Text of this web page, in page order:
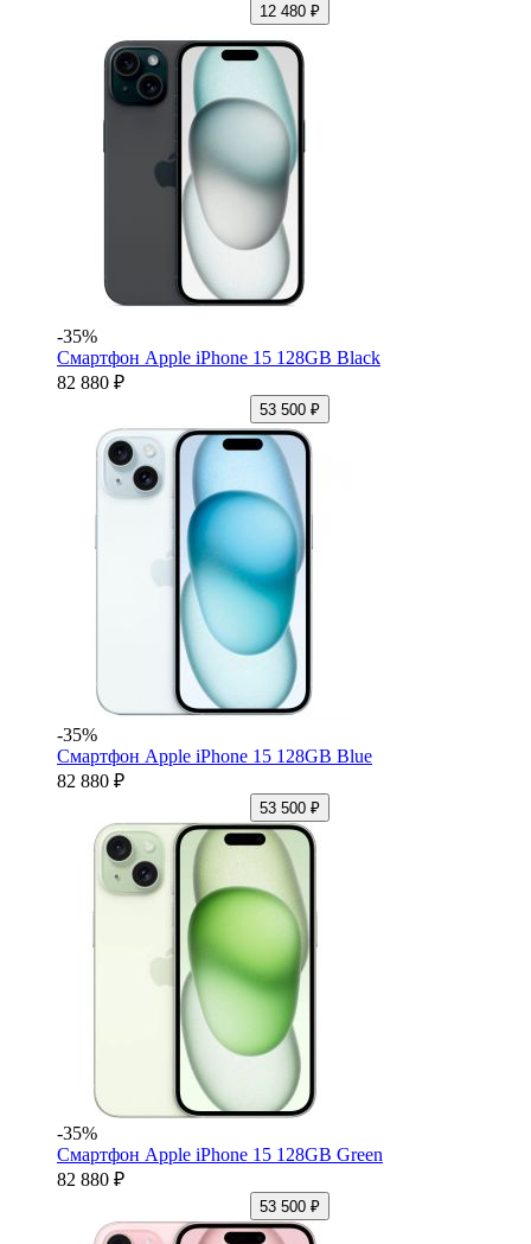
12 480 ₽
-35%
Смартфон Apple iPhone 15 128GB Black
82 880 ₽
53 500 ₽
-35%
Смартфон Apple iPhone 15 128GB Blue
82 880 ₽
53 500 ₽
-35%
Смартфон Apple iPhone 15 128GB Green
82 880 ₽
53 500 ₽